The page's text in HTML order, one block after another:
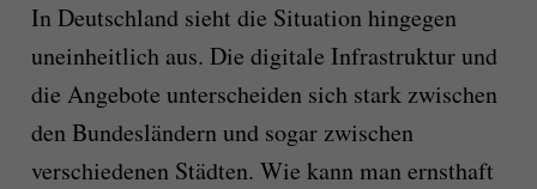
In Deutschland sieht die Situation hingegen
uneinheitlich aus. Die digitale Infrastruktur und
die Angebote unterscheiden sich stark zwischen
den Bundesländern und sogar zwischen
verschiedenen Städten. Wie kann man ernsthaft